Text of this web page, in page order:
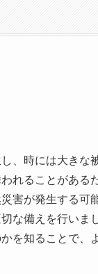
、時には大きな
れることがあ
害が発生する
な備えを行い
を知ることで、